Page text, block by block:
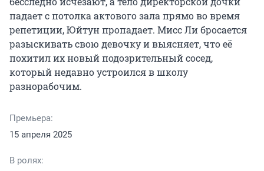
падает с потолка актового зала прямо во время
репетиции, Юйтун пропадает. Мисс Ли бросается
разыскивать свою девочку и выясняет, что её
похитил их новый подозрительный сосед,
который недавно устроился в школу
разнорабочим.
Премьера:
15 апреля 2025
В ролях: